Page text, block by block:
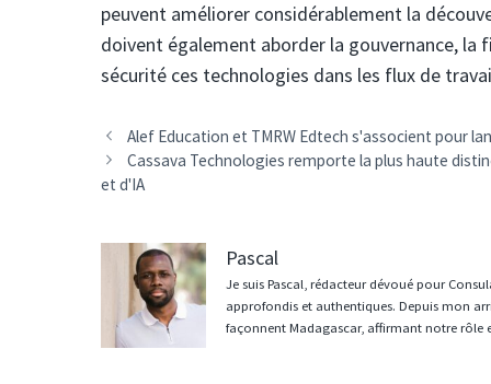
peuvent améliorer considérablement la
doivent également aborder la gouvernance,
sécurité ces technologies dans les flux de
Navigation
des
articles
Alef Education et TMRW Edtech s'associent pour
Cassava Technologies remporte la plus haute
et d'IA
Pascal
Je suis Pascal, rédacteur dévoué pour
approfondis et authentiques. Depuis mon
façonnent Madagascar, affirmant notre rôle